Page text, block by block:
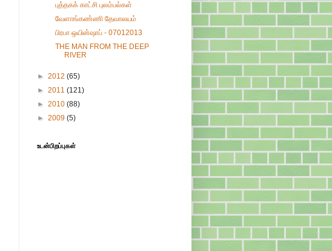
புத்தகக் காட்சி புலம்பல்கள்
வேளாங்கண்ணி தேவாலயம்
பிரபா ஒயின்ஷாப் - 07012013
THE MAN FROM THE DEEP
RIVER
► 2012 (65)
► 2011 (121)
► 2010 (88)
► 2009 (5)
உடன்பிறப்புகள்